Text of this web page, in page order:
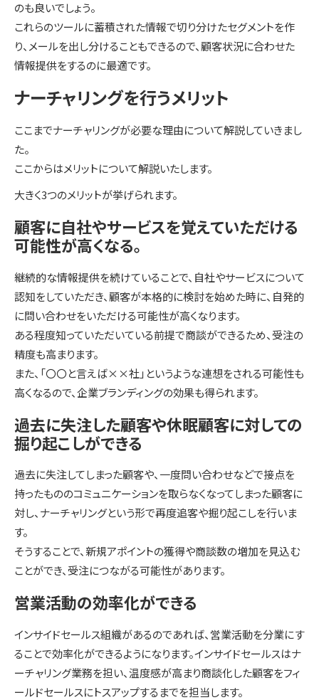
のも良いでしょう。
これらのツールに蓄積された情報で切り分けたセグメントを作
り、メールを出し分けることもできるので、顧客状況に合わせた
情報提供をするのに最適です。
ナーチャリングを行うメリット
ここまでナーチャリングが必要な理由について解説していきまし
た。
ここからはメリットについて解説いたします。
大きく3つのメリットが挙げられます。
顧客に自社やサービスを覚えていただける
可能性が高くなる。
継続的な情報提供を続けていることで、自社やサービスについて
認知をしていただき、顧客が本格的に検討を始めた時に、自発的
に問い合わせをいただける可能性が高くなります。
ある程度知っていただいている前提で商談ができるため、受注の
精度も高まります。
また、「〇〇と言えば××社」というような連想をされる可能性も
高くなるので、企業ブランディングの効果も得られます。
過去に失注した顧客や休眠顧客に対しての
掘り起こしができる
過去に失注してしまった顧客や、一度問い合わせなどで接点を
持ったもののコミュニケーションを取らなくなってしまった顧客に
対し、ナーチャリングという形で再度追客や掘り起こしを行いま
す。
そうすることで、新規アポイントの獲得や商談数の増加を見込む
ことができ、受注につながる可能性があります。
営業活動の効率化ができる
インサイドセールス組織があるのであれば、営業活動を分業にす
ることで効率化ができるようになります。インサイドセールスはナ
ーチャリング業務を担い、温度感が高まり商談化した顧客をフィ
ールドセールスにトスアップするまでを担当します。